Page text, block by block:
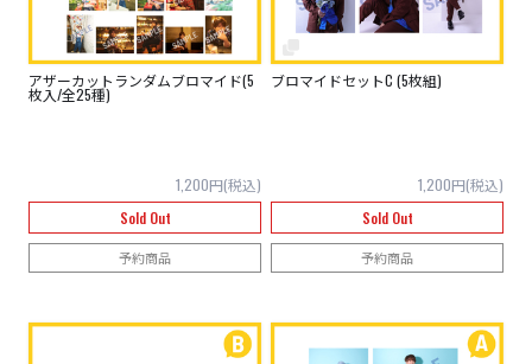
アザーカットランダムブロマイド(5
枚入/全25種)
1,200円(税込)
Sold Out
予約商品
ブロマイドセットC (5枚組)
1,200円(税込)
Sold Out
予約商品